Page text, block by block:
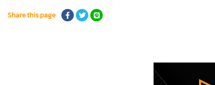
Share this page